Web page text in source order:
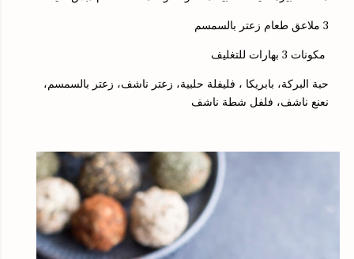
3 ملاعق طعام زعتر بالسمسم
مكونات 3 بهارات للتغليف
حبة البركة، بابريكا ، فليفلة حلبية، زعتر ناشف، زعتر بالسمسم،
نعنع ناشف، فلفل شطة ناشف